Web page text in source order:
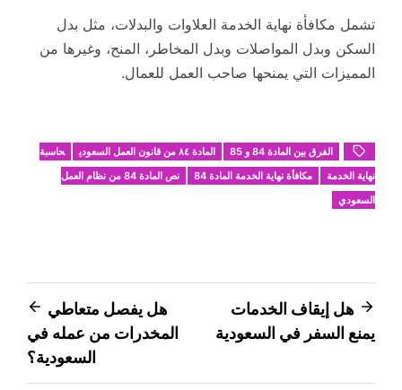
تشمل مكافأة نهاية الخدمة العلاوات والبدلات، مثل بدل
السكن وبدل المواصلات وبدل المخاطر، المنح، وغيرها من
المميزات التي يمنحها صاحب العمل للعمال.
الفرق بين المادة 84 و 85 المادة ٨٤ من قانون العمل السعودي
حاسبة
نهاية الخدمة
مكافأة نهاية الخدمة المادة 84
نص المادة 84 من نظام العمل
السعودي
تصفّح
المقالات
هل إيقاف الخدمات
يمنع السفر في السعودية
هل يفصل متعاطي
المخدرات من عمله في
السعودية؟